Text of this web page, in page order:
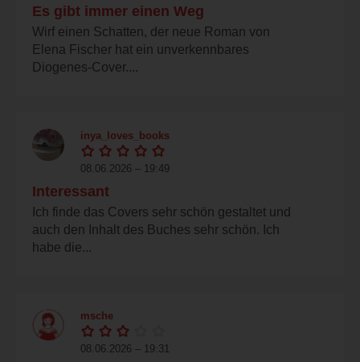
Es gibt immer einen Weg
Wirf einen Schatten, der neue Roman von
Elena Fischer hat ein unverkennbares
Diogenes-Cover....
inya_loves_books
08.06.2026 – 19:49
Interessant
Ich finde das Covers sehr schön gestaltet und
auch den Inhalt des Buches sehr schön. Ich
habe die...
msche
08.06.2026 – 19:31